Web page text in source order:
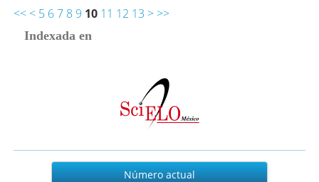
<< < 5 6 7 8 9 10 11 12 13 > >>
Indexada en
Actual
Número actual